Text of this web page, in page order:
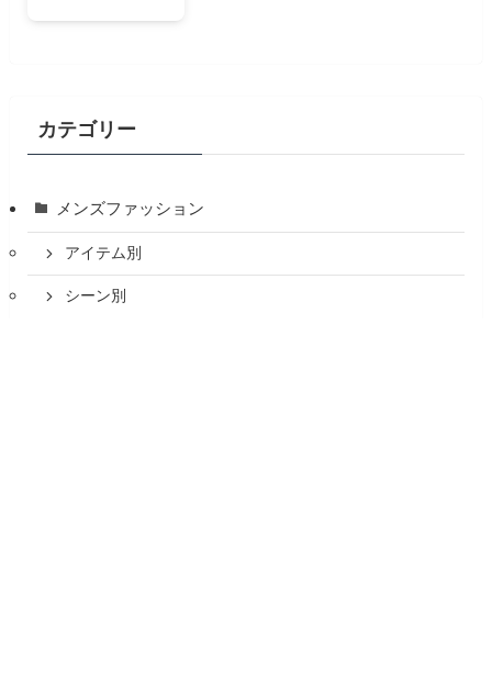
カテゴリー
メンズファッション
アイテム別
シーン別